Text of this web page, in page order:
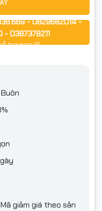
- 0829682014 -
0387378211
trợ ngay!!!
giảm giá theo sản